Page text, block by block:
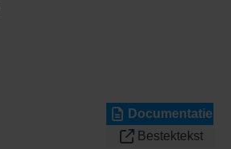
Documentatie
Bestektekst